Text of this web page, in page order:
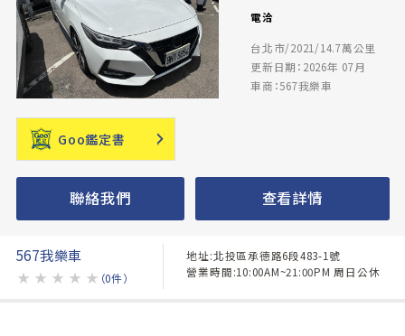
電洽
台北市/2021/14.7萬公里
更新日期：2026年 07月
車商：567我樂車
Goo鑑定書
聯絡我們 查看詳情
567我樂車
★ ★ ★ ★ ★ （0件）
地址:北投區承德路6段483-1號
營業時間:10:00AM~21:00PM 周日公休